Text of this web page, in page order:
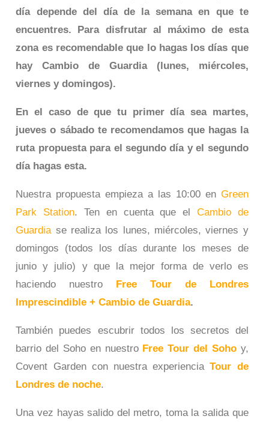
día depende del día de la semana en que te
encuentres. Para disfrutar al máximo de esta
zona es recomendable que lo hagas los días que
hay Cambio de Guardia (lunes, miércoles,
viernes y domingos).
En el caso de que tu primer día sea martes,
jueves o sábado te recomendamos que hagas la
ruta propuesta para el segundo día y el segundo
día hagas esta.
Nuestra propuesta empieza a las 10:00 en Green
Park Station. Ten en cuenta que el Cambio de
Guardia se realiza los lunes, miércoles, viernes y
domingos (todos los días durante los meses de
junio y julio) y que la mejor forma de verlo es
haciendo nuestro
Free Tour de Londres
Imprescindible + Cambio de Guardia.
También puedes escubrir todos los secretos del
barrio del Soho en nuestro Free Tour del Sohoy,
Covent Garden con nuestra experienciaTour de
Londres de noche.
Una vez hayas salido del metro, toma la salida que